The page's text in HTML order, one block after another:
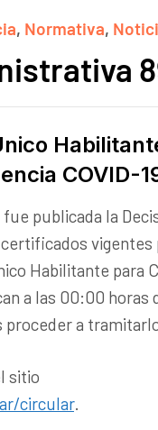
, Normativa,
COVID-
publicada la
vigentes
Habilitante para
a las 00:00 horas
a
sitio
circular.